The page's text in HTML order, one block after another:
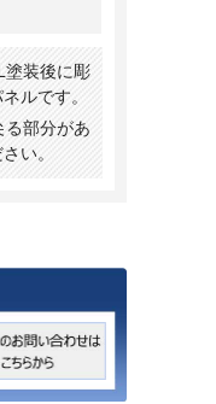
塗装後に彫
ルです。
部分があ
い。